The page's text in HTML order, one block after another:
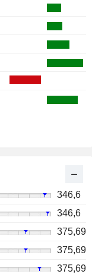
346,6
346,6
375,69
375,69
375,69